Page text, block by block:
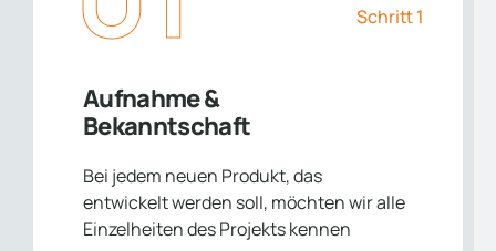
Schritt 1
Aufnahme &
Bekanntschaft
Bei jedem neuen Produkt, das
entwickelt werden soll, möchten wir alle
Einzelheiten des Projekts kennen